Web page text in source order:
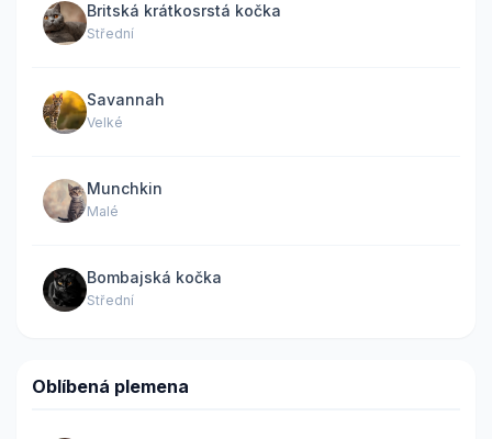
Britská krátkosrstá kočka
Střední
Savannah
Velké
Munchkin
Malé
Bombajská kočka
Střední
Oblíbená plemena